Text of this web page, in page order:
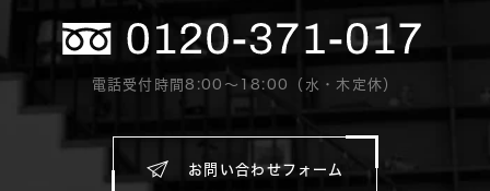
電話受付時間8:00〜18:00（水・木定休）
お問い合わせフォーム